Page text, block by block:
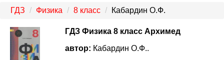
ГДЗ Физика 8 класс Кабардин О.Ф.
ГДЗ Физика 8 класс Архимед
автор: Кабардин О.Ф..